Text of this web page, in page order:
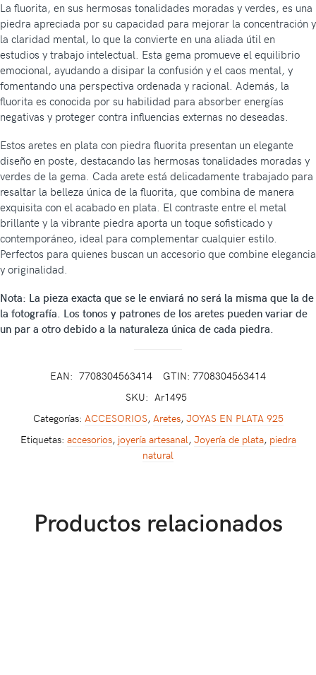
La fluorita, en sus hermosas tonalidades moradas y verdes, es una
piedra apreciada por su capacidad para mejorar la concentración y
la claridad mental, lo que la convierte en una aliada útil en
estudios y trabajo intelectual. Esta gema promueve el equilibrio
emocional, ayudando a disipar la confusión y el caos mental, y
fomentando una perspectiva ordenada y racional. Además, la
fluorita es conocida por su habilidad para absorber energías
negativas y proteger contra influencias externas no deseadas.
Estos aretes en plata con piedra fluorita presentan un elegante
diseño en poste, destacando las hermosas tonalidades moradas y
verdes de la gema. Cada arete está delicadamente trabajado para
resaltar la belleza única de la fluorita, que combina de manera
exquisita con el acabado en plata. El contraste entre el metal
brillante y la vibrante piedra aporta un toque sofisticado y
contemporáneo, ideal para complementar cualquier estilo.
Perfectos para quienes buscan un accesorio que combine elegancia
y originalidad.
Nota: La pieza exacta que se le enviará no será la misma que la de
la fotografía. Los tonos y patrones de los aretes pueden variar de
un par a otro debido a la naturaleza única de cada piedra.
EAN: 7708304563414
GTIN: 7708304563414
SKU: Ar1495
Categorías: ACCESORIOS, Aretes, JOYAS EN PLATA 925
Etiquetas: accesorios, joyería artesanal, Joyería de plata, piedra
natural
Productos relacionados